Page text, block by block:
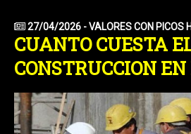
BUSQUEDA
CONTACTO
27/04/2026 - VALORES CON PICOS
CUANTO CUESTA
CONSTRUCCION